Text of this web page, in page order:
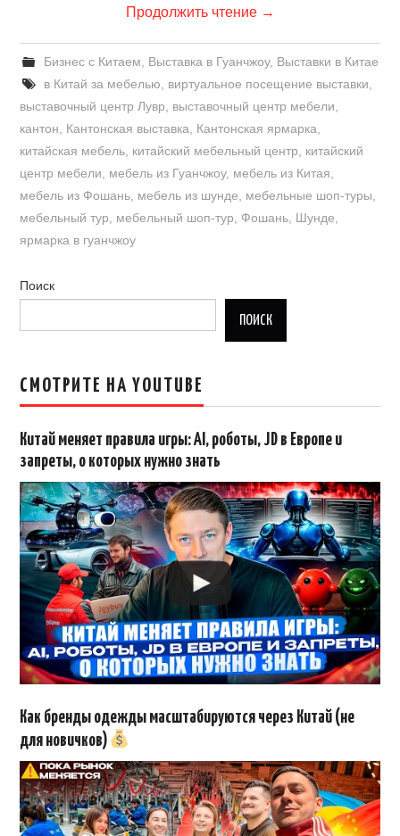
Продолжить чтение →
Бизнес с Китаем Выставка в Гуанчжоу, Выставки в Китае
в Китай за мебелью
виртуальное посещение выставки
выставочный центр Лувр
выставочный центр мебели
кантон
Кантонская выставка Кантонская ярмарка
китайская мебель китайский мебельный центр
китайский
центр мебели
мебель из Гуанчжоу, мебель из Китая
мебель из Фошань мебель из шунде мебельные шоп-туры
мебельный тур
мебельный шоп-тур Фошань Шунде
ярмарка в гуанчжоу
Поиск
ПОИСК
СМОТРИТЕ НА YOUTUBE
Китай меняет правила игры: AI, роботы, JD в Европе и
запреты, о которых нужно знать
Как бренды одежды масштабируются через Китай (не
для новичков)